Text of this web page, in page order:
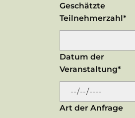
Geschätzte
Teilnehmerzahl*
Datum der
Veranstaltung*
Art der Anfrage